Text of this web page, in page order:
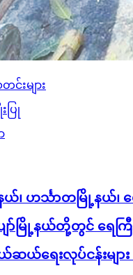
းများ
ပြု
ယ်၊ ဟင်္သာတမြို့နယ်၊
ာ်မြို့နယ်တို့တွင် ရေကြီး
ဆယ်ရေးလုပ်ငန်းမျ